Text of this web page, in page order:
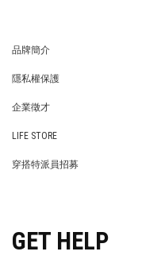
品牌簡介
隱私權保護
企業徵才
LIFE STORE
穿搭特派員招募
GET HELP